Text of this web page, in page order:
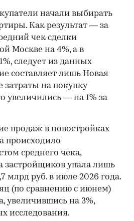
начали выбирать
Как результат — за
чек сделки
Москве на 4%, а в
следует из данных
составляет лишь Новая
затраты на покупку
увеличились — на 1% за
продаж в новостройках
происходило
среднего чека,
застройщиков упала лишь
млрд руб. в июле 2026 года.
(по сравнению с июнем)
увеличившись на 3%,
исследования.